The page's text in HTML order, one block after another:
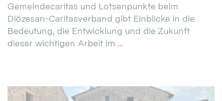
Gemeindecaritas und Lotsenpunkte beim
Diözesan-Caritasverband gibt Einblicke in die
Bedeutung, die Entwicklung und die Zukunft
dieser wichtigen Arbeit im ...